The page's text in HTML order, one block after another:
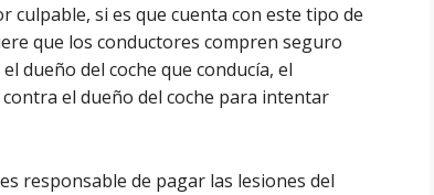
si es que cuenta con este tipo de
que los conductores compren seguro
dueño del coche que conducía, el
el dueño del coche para intentar
responsable de pagar las lesiones del